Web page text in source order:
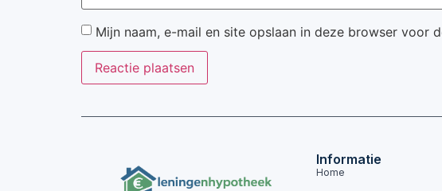
Mijn naam, e-mail en site opslaan in deze browser voor
Informatie
Home